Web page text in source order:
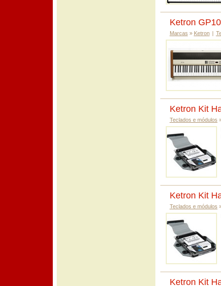
Ketron
Marcas » Ketron |
Ketron Kit
Teclados e módulos
Ketron Kit
Teclados e módulos
Ketron Kit